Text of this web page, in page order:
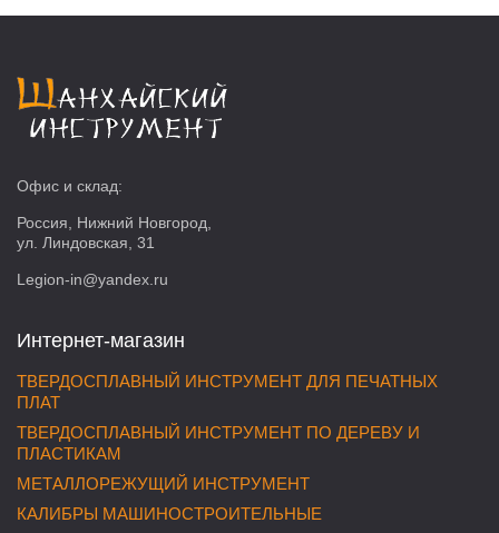
Офис и склад:
Россия, Нижний Новгород,
ул. Линдовская, 31
Legion-in@yandex.ru
Интернет-магазин
ТВЕРДОСПЛАВНЫЙ ИНСТРУМЕНТ ДЛЯ ПЕЧАТНЫХ
ПЛАТ
ТВЕРДОСПЛАВНЫЙ ИНСТРУМЕНТ ПО ДЕРЕВУ И
ПЛАСТИКАМ
МЕТАЛЛОРЕЖУЩИЙ ИНСТРУМЕНТ
КАЛИБРЫ МАШИНОСТРОИТЕЛЬНЫЕ